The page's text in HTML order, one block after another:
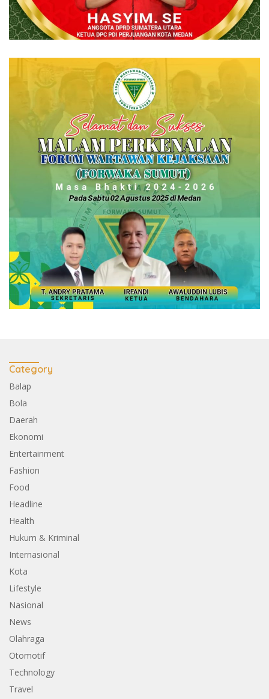
Category
Balap
Bola
Daerah
Ekonomi
Entertainment
Fashion
Food
Headline
Health
Hukum & Kriminal
Internasional
Kota
Lifestyle
Nasional
News
Olahraga
Otomotif
Technology
Travel